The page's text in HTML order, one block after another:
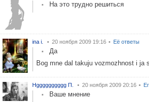
На это трудно решиться
ina i. 20 ноября 2009 19:16 Её ответы
Да
Bog mne dal takuju vozmozhnost i ja
Нgggggggggg П. 20 ноября 2009 20:16
Ваше мнение